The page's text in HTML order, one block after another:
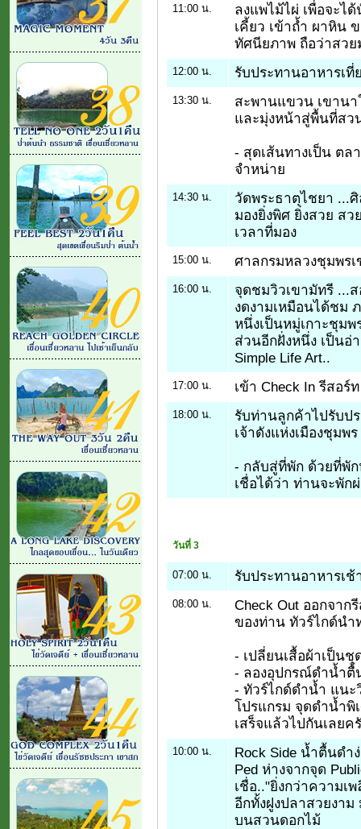
11:00 น.
ลงแพไม้ไผ่ เพื่อจะ
เคี้ยว เข้าถ้ำ ผาหิน
ทัศนียภาพ ถือว่าสวย
12:00 น. รับประทานอาหารเ
13:30 น.
สะพานแขวน เขาน
และมุ่งหน้าสู่พื้นที่สว
- สุดเส้นทางเป็น ตล
จำหน่าย
14:30 น.
วัดพระธาตุไชยา ...
มองยิ่งพิศ ยิ่งสวย ส
เวลาที่มอง
15:00 น. ศาลกรมหลวงชุมพร
16:00 น.
จุดชมวิวเขามัทรี ...
งดงามเหมือนได้ชม
หนึ่งเป็นหมู่เกาะชุม
ส่วนอีกฝั่งหนึ่ง เป็นอ่
Simple Life Art..
17:00 น. เข้า Check In รีสอร์
18:00 น.
รับท่านลูกค้าไปรับป
เจ้าดังแห่งเมืองชุม
- กลับสู่ที่พัก ด้วยที่พัก
เชื่อได้ว่า ท่านจะพัก
วันที่ 3
07:00 น. รับประทานอาหารเช้
08:00 น.
Check Out ออกจาก
ของท่าน ทัวร์ไกด์นำ
- เปลี่ยนเสื้อผ้าเป็นชุ
- ลองอุปกรณ์ดำน้ำตื้
- ทัวร์ไกด์ดำน้ำ แนะ
โปรแกรม จุดดำน้ำพิ
เสร็จแล้วไปกันเลยค
10:00 น.
Rock Side น้ำตื้นดำ
Ped ห่างจากจุด
เชื่อ.."ยิ่งกว่าความเ
อีกทั้งฝูงปลาสวยงา
บนสวนดอกไม้